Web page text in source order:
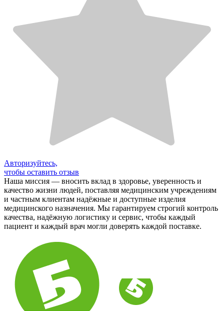
Авторизуйтесь,
чтобы оставить отзыв
Наша миссия — вносить вклад в здоровье, уверенность и
качество жизни людей, поставляя медицинским учреждениям
и частным клиентам надёжные и доступные изделия
медицинского назначения. Мы гарантируем строгий контроль
качества, надёжную логистику и сервис, чтобы каждый
пациент и каждый врач могли доверять каждой поставке.